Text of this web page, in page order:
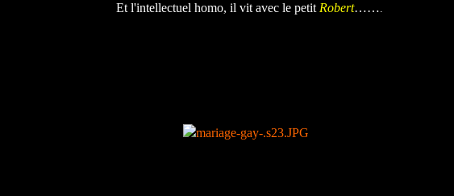
Et l'intellectuel homo, il vit avec le petit Robert…….